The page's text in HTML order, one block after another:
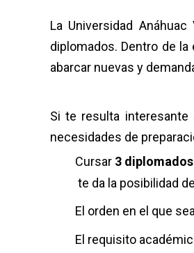
La Universidad
diplomados. Dentro de la
abarcar nuevas y
Si te resulta interesante
necesidades de
Cursar 3
te da la posibilidad
El orden en el que
El requisito